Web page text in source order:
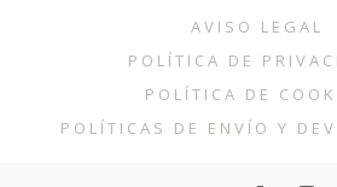
AVISO LEGAL
POLÍTICA DE
POLÍTICA DE
POLÍTICAS DE ENVÍO Y